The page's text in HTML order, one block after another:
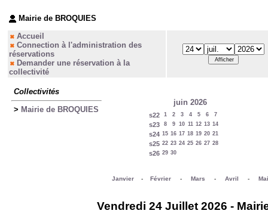
Mairie de BROQUIES
Accueil
Connection à l'administration des
réservations
Demander une réservation à la
collectivité
Collectivités
> Mairie de BROQUIES
juin 2026
s22 1 2 3 4 5 6 7
s23 8 9 10 11 12 13 14
s24 15 16 17 18 19 20 21
s25 22 23 24 25 26 27 28
s26 29 30
Janvier- Février- Mars - Avril - Mai
Vendredi 24 Juillet 2026 -